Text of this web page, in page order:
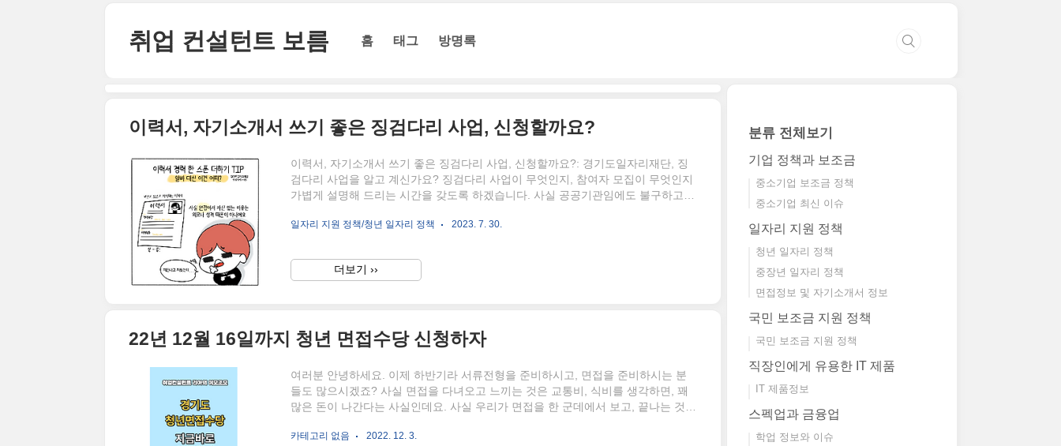
취업 컨설턴트 보름 홈 태그 방명록
이력서, 자기소개서 쓰기 좋은 징검다리 사업, 신청할까요?
이력서, 자기소개서 쓰기 좋은 징검다리 사업, 신청할까요?: 경기도일자리재단, 징
검다리 사업을 알고 계신가요? 징검다리 사업이 무엇인지, 참여자 모집이 무엇인지
가볍게 설명해 드리는 시간을 갖도록 하겠습니다. 사실 공공기관임에도 불구하고
은데요. 경기도일자리재단이 시행하는 사업들은 청년에게 유익한 사업이 되기도 하
서 공시하는 징검다리 사업의 경우에는 정말 말 그대로 "일 경험을 통해 정규직 전
환 기회를 얻을 수 있는 징검다리" 역할을 하는 사업이기도 한데요. 사실 장점과 단
일자리 지원 정책/청년 일자리 정책 2023. 7. 30.
더보기 ››
22년 12월 16일까지 청년 면접수당 신청하자
여러분 안녕하세요. 이제 하반기라 서류전형을 준비하시고, 면접을 준비하시는 분
들도 많으시겠죠? 사실 면접을 다녀오고 느끼는 것은 교통비, 식비를 생각하면, 꽤
많은 돈이 나간다는 사실인데요. 사실 우리가 면접을 한 군데에서 보고, 끝나는 것이
씀드린 정책은 경기도 일자리 재단 잡 아바에서 진행하는 청년 면접 수당에 대해 말
카테고리 없음 2022. 12. 3.
분류 전체보기
기업 정책과 보조금
중소기업 보조금 정책
중소기업 최신 이슈
일자리 지원 정책
청년 일자리 정책
중장년 일자리 정책
면접정보 및 자기소개서 정보
국민 보조금 지원 정책
국민 보조금 지원 정책
직장인에게 유용한 IT 제품
IT 제품정보
스펙업과 금융업
학업 정보와 이슈